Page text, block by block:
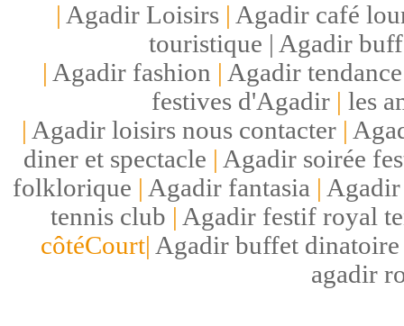
| Agadir Loisirs| Agadir café
touristique | Agadir
| Agadir fashion | Agadir tendance
festives d'Agadir | les
| Agadir loisirs nous contacter |
diner et spectacle | Agadir soirée
folklorique | Agadir fantasia | Agadir
tennis club | Agadir festif royal
côtéCourt| Agadir buffet
agadir